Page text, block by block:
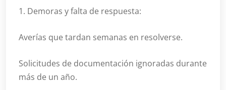
1. Demoras y falta de respuesta:
Averías que tardan semanas en resolverse.
Solicitudes de documentación ignoradas durante
más de un año.